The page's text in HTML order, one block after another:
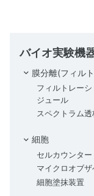
バイオ実験機
膜分離(フィル
フィルトレー
ジュール
スペクトラム
細胞
セルカウンター
マイクロオブ
細胞塗抹装置